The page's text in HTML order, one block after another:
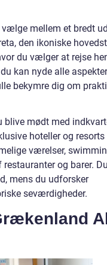
mellem et bredt
den ikoniske
du vælger at rejse
kan nyde alle
bekymre dig om
blive mødt med
hoteller og resorts
værelser,
og barer.
mens du udforsker
seværdigheder.